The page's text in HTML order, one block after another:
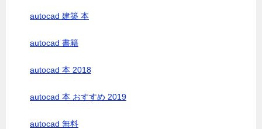
autocad 建築 本
autocad 書籍
autocad 本 2018
autocad 本 おすすめ 2019
autocad 無料